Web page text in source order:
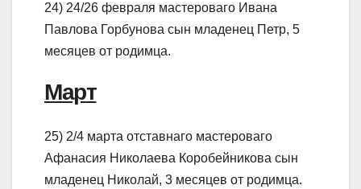
24) 24/26 февраля мастероваго Ивана
Павлова Горбунова сын младенец Петр, 5
месяцев от родимца.
Март
25) 2/4 марта отставнаго мастероваго
Афанасия Николаева Коробейникова сын
младенец Николай, 3 месяцев от родимца.